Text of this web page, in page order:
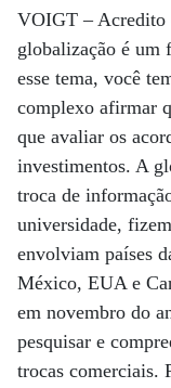
VOIGT –Acredito
globalização é um
esse tema, você
complexo afirmar
que avaliar os
investimentos. A
troca de
universidade,
envolviam países
México, EUA e
em novembro do
pesquisar e
trocas comerciais.